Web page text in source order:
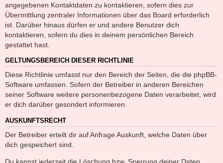
angegebenen Kontaktdaten zu kontaktieren, sofern dies zur
Übermittlung zentraler Informationen über das Board erforderlich
ist. Darüber hinaus dürfen er und andere Benutzer dich
kontaktieren, sofern du dies in deinem persönlichen Bereich
gestattet hast.
GELTUNGSBEREICH DIESER RICHTLINIE
Diese Richtlinie umfasst nur den Bereich der Seiten, die die phpBB-
Software umfassen. Sofern der Betreiber in anderen Bereichen
seiner Software weitere personenbezogene Daten verarbeitet, wird
er dich darüber gesondert informieren.
AUSKUNFTSRECHT
Der Betreiber erteilt dir auf Anfrage Auskunft, welche Daten über
dich gespeichert sind.